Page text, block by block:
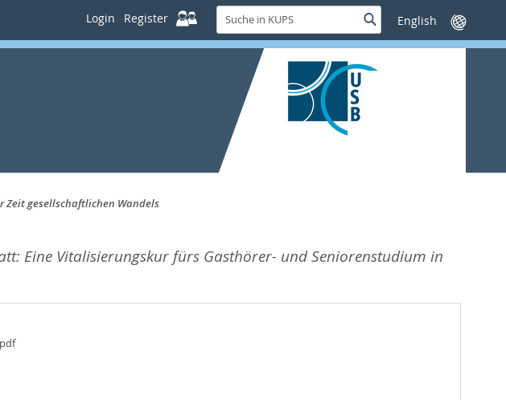
Login Register
Suche
in
KUPS
SucheSprache
wechseln
gesellschaftlichen Wandels
Eine Vitalisierungskur fürs Gasthörer- und Seniorenstudium in